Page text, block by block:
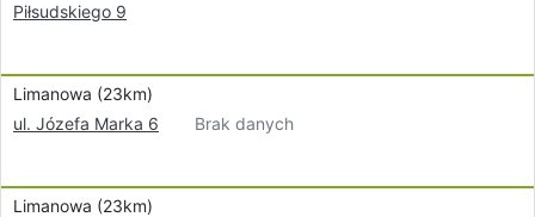
Piłsudskiego 9
Limanowa (23km)
ul. Józefa Marka 6
Brak danych
Limanowa (23km)